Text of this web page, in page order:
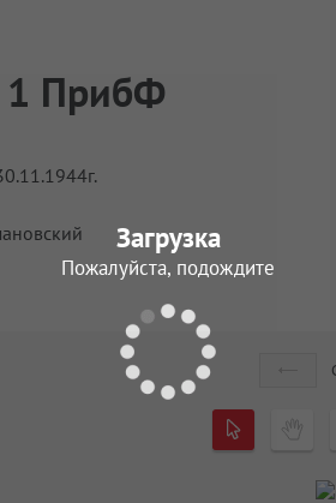
1 ПрибФ
Загрузка
Пожалуйста, подождите